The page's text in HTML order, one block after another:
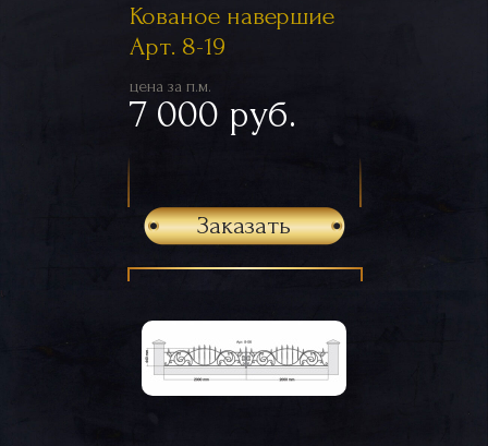
Кованое навершие
Арт. 8-19
цена за п.м.
7 000 руб.
Заказать